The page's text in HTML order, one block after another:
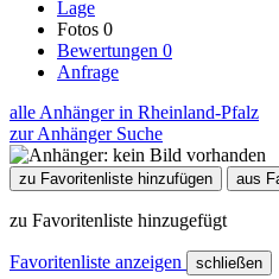
Lage
Fotos 0
Bewertungen 0
Anfrage
alle Anhänger in Rheinland-Pfalz
zur Anhänger Suche
zu Favoritenliste hinzufügen aus
zu Favoritenliste hinzugefügt
Favoritenliste anzeigen schließen